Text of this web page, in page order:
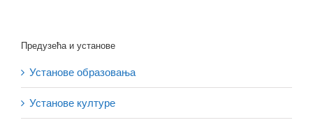
Предузећа и установе
Установе образовања
Установе културе